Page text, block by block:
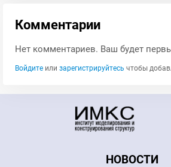
Комментарии
Нет комментариев. Ваш будет
Войдите или зарегистрируйтесь чтобы
НОВОСТИ